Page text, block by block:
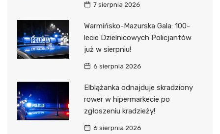
7 sierpnia 2026
Warmińsko-Mazurska Gala: 100-
lecie Dzielnicowych Policjantów
już w sierpniu!
6 sierpnia 2026
Elblążanka odnajduje skradziony
rower w hipermarkecie po
zgłoszeniu kradzieży!
6 sierpnia 2026